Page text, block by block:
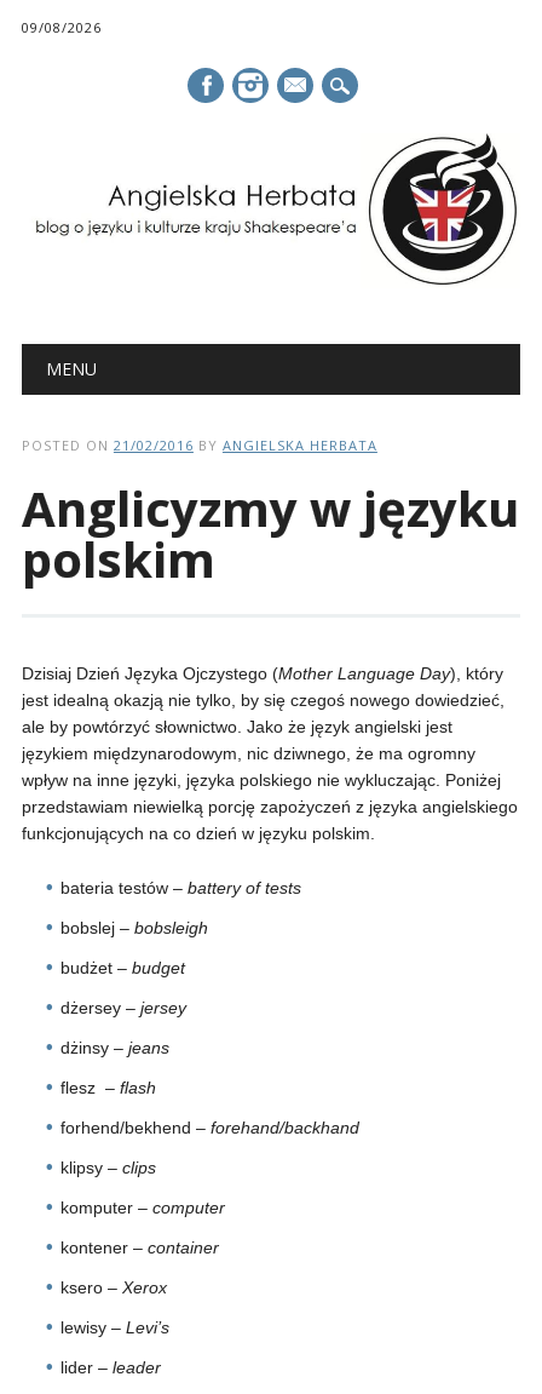
09/08/2026
mail
Main menu
MENU
POSTED ON 21/02/2016 BY ANGIELSKA HERBATA
Anglicyzmy w języku
polskim
Dzisiaj Dzień Języka Ojczystego (Mother Language Day), który
jest idealną okazją nie tylko, by się czegoś nowego dowiedzieć,
ale by powtórzyć słownictwo. Jako że język angielski jest
językiem międzynarodowym, nic dziwnego, że ma ogromny
wpływ na inne języki, języka polskiego nie wykluczając. Poniżej
przedstawiam niewielką porcję zapożyczeń z języka angielskiego
funkcjonujących na co dzień w języku polskim.
bateria testów – battery of tests
bobslej – bobsleigh
budżet – budget
dżersey – jersey
dżinsy – jeans
flesz – flash
forhend/bekhend – forehand/backhand
klipsy – clips
komputer – computer
kontener – container
ksero – Xerox
lewisy – Levi’s
lider – leader